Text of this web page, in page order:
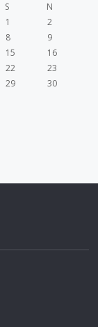
S
N
1
2
8
9
15
16
22
23
29
30